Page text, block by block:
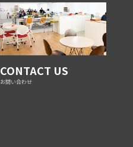
CONTACT US
お問い合わせ